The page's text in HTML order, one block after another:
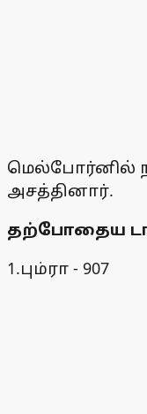
மெல்போர்னில்
அசத்தினார்.
தற்போதைய
1.பும்ரா - 907